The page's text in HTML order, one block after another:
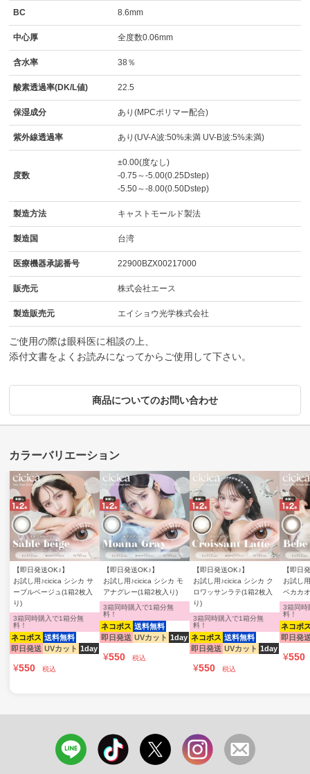
BC 8.6mm
中心厚 全度数0.06mm
含水率 38％
酸素透過率(DK/L値) 22.5
保湿成分 あり(MPCポリマー配合)
紫外線透過率 あり(UV-A波:50%未満 UV-B波:5%未満)
度数
±0.00(度なし)
-0.75～-5.00(0.25Dstep)
-5.50～-8.00(0.50Dstep)
製造方法 キャストモールド製法
製造国 台湾
医療機器承認番号 22900BZX00217000
販売元 株式会社エース
製造販売元 エイショウ光学株式会社
ご使用の際は眼科医に相談の上、
添付文書をよくお読みになってからご使用して下さい。
商品についてのお問い合わせ
【即日発送OK♪】
お試し用♪cicica シシカ サ
ーブルベージュ(1箱2枚入
り)
ネコポス 送料無料
即日発送 UVカット 1day
3箱同時購入で1箱分無
料！
¥550 税込
【即日発送OK♪】
お試し用♪cicica シシカ モ
アナグレー(1箱2枚入り)
ネコポス 送料無料
即日発送 UVカット 1day
3箱同時購入で1箱分無
料！
¥550 税込
【即日発送OK♪】
お試し用♪cicica シシカ ク
ロワッサンラテ(1箱2枚入
り)
ネコポス 送料無料
即日発送 UVカット 1day
3箱同時購入で1箱分無
料！
¥550 税込
【即日
お試し
ベカカ
ネコポ
即日発
3箱同時
料！
¥550